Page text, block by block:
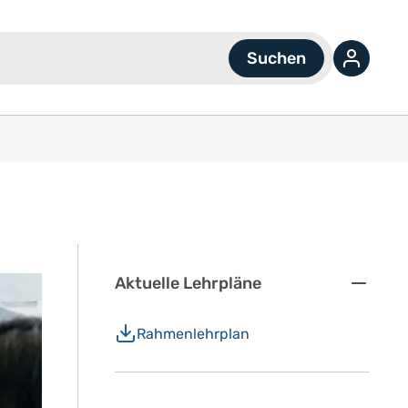
Aktuelle Lehrpläne
Rahmenlehrplan